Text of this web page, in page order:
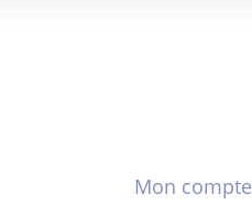
Mon compte